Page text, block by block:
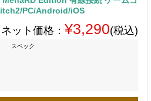
PC/Android/iOS
ネット価格： ¥3,290(税込)
スペック